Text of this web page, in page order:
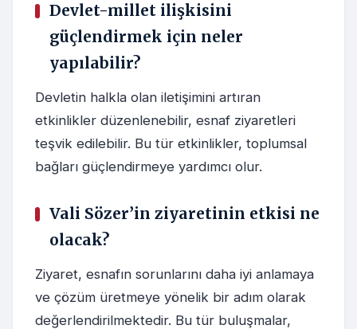
Devlet-millet ilişkisini
güçlendirmek için neler
yapılabilir?
Devletin halkla olan iletişimini artıran
etkinlikler düzenlenebilir, esnaf ziyaretleri
teşvik edilebilir. Bu tür etkinlikler, toplumsal
bağları güçlendirmeye yardımcı olur.
Vali Sözer’in ziyaretinin etkisi ne
olacak?
Ziyaret, esnafın sorunlarını daha iyi anlamaya
ve çözüm üretmeye yönelik bir adım olarak
değerlendirilmektedir. Bu tür buluşmalar,